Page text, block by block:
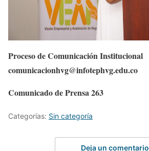
Proceso de Comunicación Institucional
comunicacionhvg@infotephvg.edu.co
Comunicado de Prensa 263
Categorías: Sin categoría
Deja un comentario